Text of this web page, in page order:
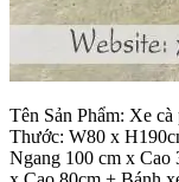
Tên Sản Phẩm: Xe
Thước: W80 x
Ngang 100 cm x Cao